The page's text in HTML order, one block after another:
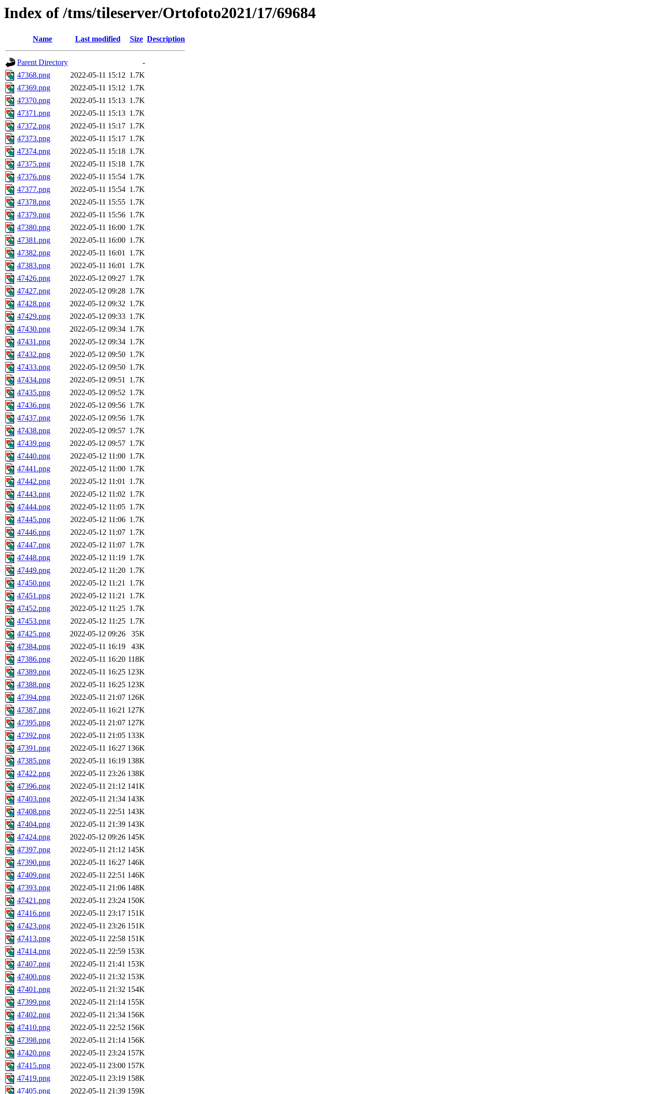
Index of /tms/tileserver/Ortofoto2021/17/69684
Name Last modified Size Description
Parent Directory
-
47368.png
2022-05-11 15:12 1.7K
47369.png
2022-05-11 15:12 1.7K
47370.png
2022-05-11 15:13 1.7K
47371.png
2022-05-11 15:13 1.7K
47372.png
2022-05-11 15:17 1.7K
47373.png
2022-05-11 15:17 1.7K
47374.png
2022-05-11 15:18 1.7K
47375.png
2022-05-11 15:18 1.7K
47376.png
2022-05-11 15:54 1.7K
47377.png
2022-05-11 15:54 1.7K
47378.png
2022-05-11 15:55 1.7K
47379.png
2022-05-11 15:56 1.7K
47380.png
2022-05-11 16:00 1.7K
47381.png
2022-05-11 16:00 1.7K
47382.png
2022-05-11 16:01 1.7K
47383.png
2022-05-11 16:01 1.7K
47426.png
2022-05-12 09:27 1.7K
47427.png
2022-05-12 09:28 1.7K
47428.png
2022-05-12 09:32 1.7K
47429.png
2022-05-12 09:33 1.7K
47430.png
2022-05-12 09:34 1.7K
47431.png
2022-05-12 09:34 1.7K
47432.png
2022-05-12 09:50 1.7K
47433.png
2022-05-12 09:50 1.7K
47434.png
2022-05-12 09:51 1.7K
47435.png
2022-05-12 09:52 1.7K
47436.png
2022-05-12 09:56 1.7K
47437.png
2022-05-12 09:56 1.7K
47438.png
2022-05-12 09:57 1.7K
47439.png
2022-05-12 09:57 1.7K
47440.png
2022-05-12 11:00 1.7K
47441.png
2022-05-12 11:00 1.7K
47442.png
2022-05-12 11:01 1.7K
47443.png
2022-05-12 11:02 1.7K
47444.png
2022-05-12 11:05 1.7K
47445.png
2022-05-12 11:06 1.7K
47446.png
2022-05-12 11:07 1.7K
47447.png
2022-05-12 11:07 1.7K
47448.png
2022-05-12 11:19 1.7K
47449.png
2022-05-12 11:20 1.7K
47450.png
2022-05-12 11:21 1.7K
47451.png
2022-05-12 11:21 1.7K
47452.png
2022-05-12 11:25 1.7K
47453.png
2022-05-12 11:25 1.7K
47425.png
2022-05-12 09:26
35K
47384.png
2022-05-11 16:19
43K
47386.png
2022-05-11 16:20 118K
47389.png
2022-05-11 16:25 123K
47388.png
2022-05-11 16:25 123K
47394.png
2022-05-11 21:07 126K
47387.png
2022-05-11 16:21 127K
47395.png
2022-05-11 21:07 127K
47392.png
2022-05-11 21:05 133K
47391.png
2022-05-11 16:27 136K
47385.png
2022-05-11 16:19 138K
47422.png
2022-05-11 23:26 138K
47396.png
2022-05-11 21:12 141K
47403.png
2022-05-11 21:34 143K
47408.png
2022-05-11 22:51 143K
47404.png
2022-05-11 21:39 143K
47424.png
2022-05-12 09:26 145K
47397.png
2022-05-11 21:12 145K
47390.png
2022-05-11 16:27 146K
47409.png
2022-05-11 22:51 146K
47393.png
2022-05-11 21:06 148K
47421.png
2022-05-11 23:24 150K
47416.png
2022-05-11 23:17 151K
47423.png
2022-05-11 23:26 151K
47413.png
2022-05-11 22:58 151K
47414.png
2022-05-11 22:59 153K
47407.png
2022-05-11 21:41 153K
47400.png
2022-05-11 21:32 153K
47401.png
2022-05-11 21:32 154K
47399.png
2022-05-11 21:14 155K
47402.png
2022-05-11 21:34 156K
47410.png
2022-05-11 22:52 156K
47398.png
2022-05-11 21:14 156K
47420.png
2022-05-11 23:24 157K
47415.png
2022-05-11 23:00 157K
47419.png
2022-05-11 23:19 158K
47405.png
2022-05-11 21:39 159K